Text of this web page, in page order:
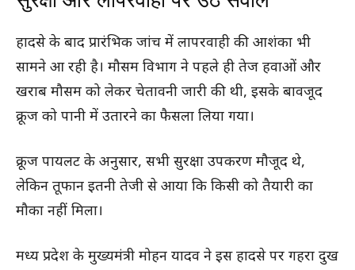
हादसे के बाद प्रारंभिक जांच में लापरवाही की आशंका भी
सामने आ रही है। मौसम विभाग ने पहले ही तेज हवाओं और
खराब मौसम को लेकर चेतावनी जारी की थी, इसके बावजूद
क्रूज को पानी में उतारने का फैसला लिया गया।
क्रूज पायलट के अनुसार, सभी सुरक्षा उपकरण मौजूद थे,
लेकिन तूफान इतनी तेजी से आया कि किसी को तैयारी का
मौका नहीं मिला।
मध्य प्रदेश के मुख्यमंत्री मोहन यादव ने इस हादसे पर गहरा दुख